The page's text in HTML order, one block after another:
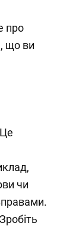
про
що ви
чи